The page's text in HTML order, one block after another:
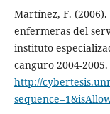
Martínez, F.
enfermeras del
instituto
canguro 2004-
http://